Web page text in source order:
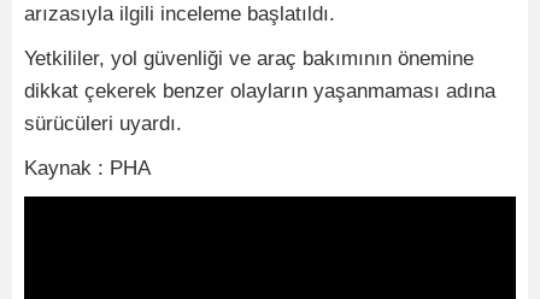
arızasıyla ilgili inceleme başlatıldı.
Yetkililer, yol güvenliği ve araç bakımının önemine
dikkat çekerek benzer olayların yaşanmaması adına
sürücüleri uyardı.
Kaynak : PHA